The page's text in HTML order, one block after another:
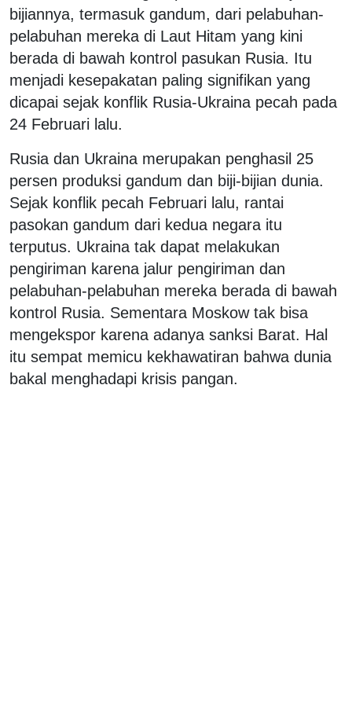
bijiannya, termasuk gandum, dari pelabuhan-
pelabuhan mereka di Laut Hitam yang kini
berada di bawah kontrol pasukan Rusia. Itu
menjadi kesepakatan paling signifikan yang
dicapai sejak konflik Rusia-Ukraina pecah pada
24 Februari lalu.
Rusia dan Ukraina merupakan penghasil 25
persen produksi gandum dan biji-bijian dunia.
Sejak konflik pecah Februari lalu, rantai
pasokan gandum dari kedua negara itu
terputus. Ukraina tak dapat melakukan
pengiriman karena jalur pengiriman dan
pelabuhan-pelabuhan mereka berada di bawah
kontrol Rusia. Sementara Moskow tak bisa
mengekspor karena adanya sanksi Barat. Hal
itu sempat memicu kekhawatiran bahwa dunia
bakal menghadapi krisis pangan.